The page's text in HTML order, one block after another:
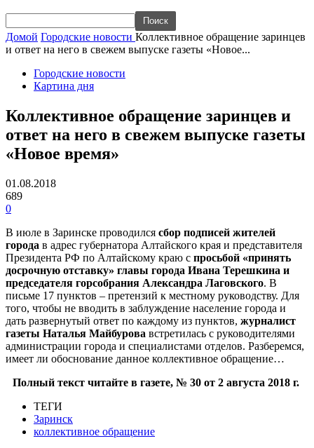
Домой Городские новости Коллективное обращение заринцев
и ответ на него в свежем выпуске газеты «Новое...
Городские новости
Картина дня
Коллективное обращение заринцев и
ответ на него в свежем выпуске газеты
«Новое время»
01.08.2018
689
0
В июле в Заринске проводился сбор подписей жителей
города в адрес губернатора Алтайского края и представителя
Президента РФ по Алтайскому краю с просьбой «принять
досрочную отставку» главы города Ивана Терешкина и
председателя горсобрания Александра Лаговского. В
письме 17 пунктов – претензий к местному руководству. Для
того, чтобы не вводить в заблуждение население города и
дать развернутый ответ по каждому из пунктов, журналист
газеты Наталья Майбурова встретилась с руководителями
администрации города и специалистами отделов. Разберемся,
имеет ли обоснование данное коллективное обращение…
Полный текст читайте в газете, № 30 от 2 августа 2018 г.
ТЕГИ
Заринск
коллективное обращение